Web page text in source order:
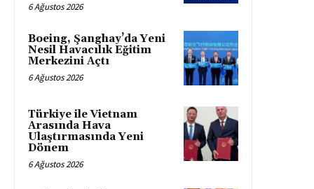
6 Ağustos 2026
Boeing, Şanghay’da Yeni
Nesil Havacılık Eğitim
Merkezini Açtı
6 Ağustos 2026
Türkiye ile Vietnam
Arasında Hava
Ulaştırmasında Yeni
Dönem
6 Ağustos 2026